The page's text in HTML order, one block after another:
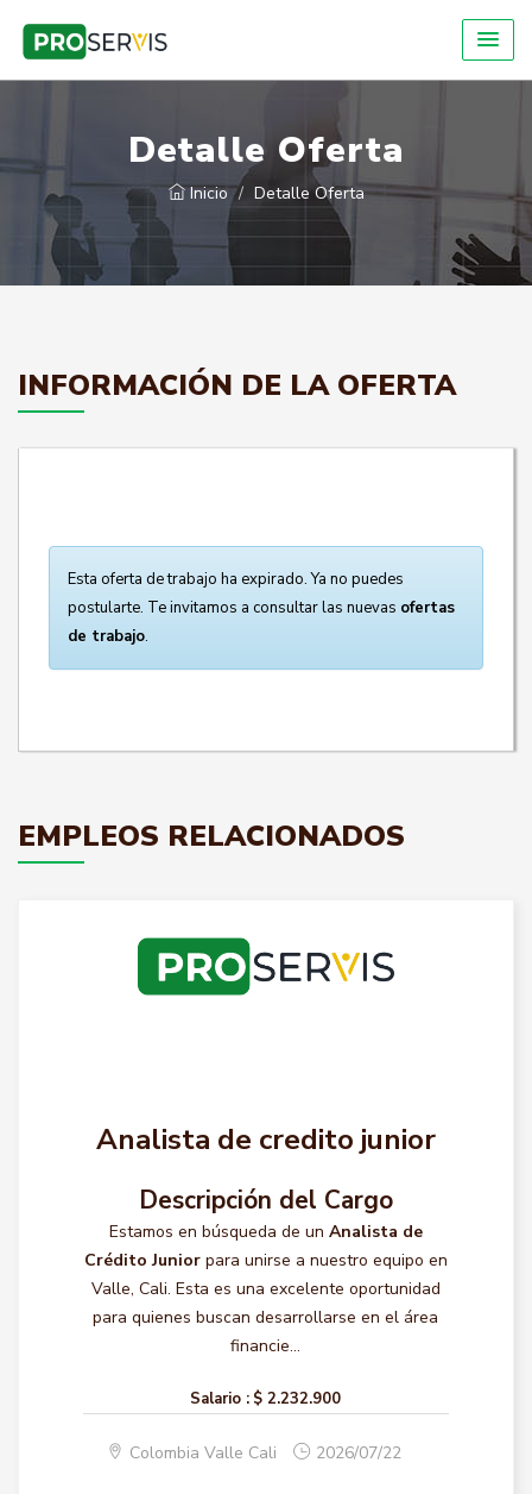
Detalle Oferta
Inicio Detalle Oferta
INFORMACIÓN DE LA OFERTA
Esta oferta de trabajo ha expirado. Ya no puedes
postularte. Te invitamos a consultar las nuevas ofertas
de trabajo.
EMPLEOS RELACIONADOS
Analista de credito junior
Descripción del Cargo
Estamos en búsqueda de un Analista de
Crédito Juniorpara unirse a nuestro equipo en
Valle, Cali. Esta es una excelente oportunidad
para quienes buscan desarrollarse en el área
financie...
Salario : $ 2.232.900
Colombia Valle Cali 2026/07/22